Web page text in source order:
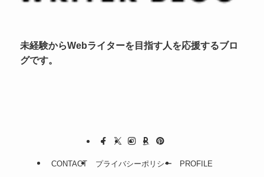
未経験からWebライターを目指す人を応援するブロ
グです。
CONTACT プライバシーポリシー PROFILE